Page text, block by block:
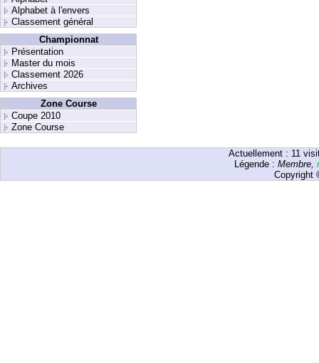
Alphabet à l'envers
Classement général
Championnat
Présentation
Master du mois
Classement 2026
Archives
Zone Course
Coupe 2010
Zone Course
Actuellement : 11
Légende : Membre,
Copyright